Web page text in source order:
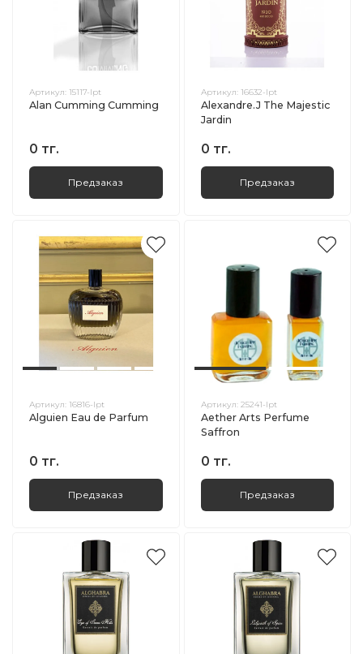
Артикул: 15117-lpt
Alan Cumming Cumming
0 тг.
Предзаказ
Артикул: 16632-lpt
Alexandre.J The Majestic
Jardin
0 тг.
Предзаказ
Артикул: 16816-lpt
Alguien Eau de Parfum
0 тг.
Предзаказ
Артикул: 25241-lpt
Aether Arts Perfume
Saffron
0 тг.
Предзаказ